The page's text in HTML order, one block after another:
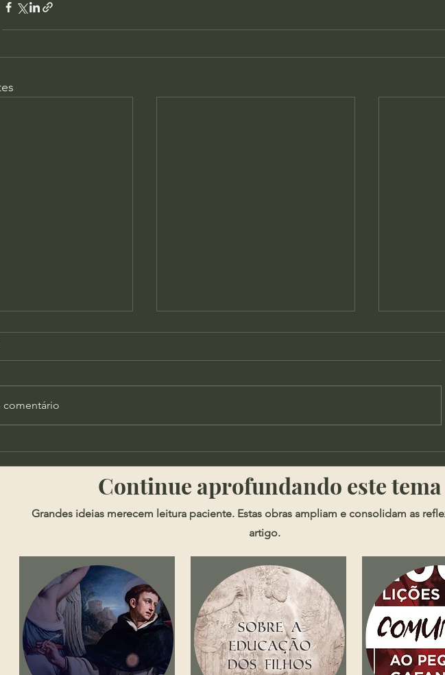
e a
da Autoridade
Cortes - Qual o lugar da
possessões na doutrina
cristã?
Sophos
comentário
​​​Continue aprofundando este tema
Grandes ideias merecem leitura paciente. Estas obras ampliam e consolidam as
artigo.